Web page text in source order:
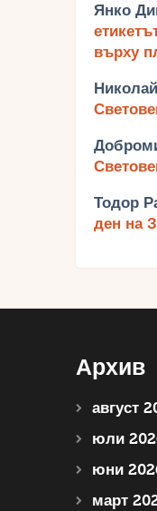
Янко
върху
Тодор
ден на
Архив
август
юли
юни
март